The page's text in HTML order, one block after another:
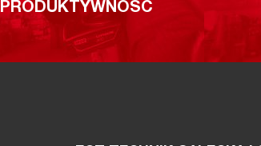
PRODUKTYWNOŚĆ